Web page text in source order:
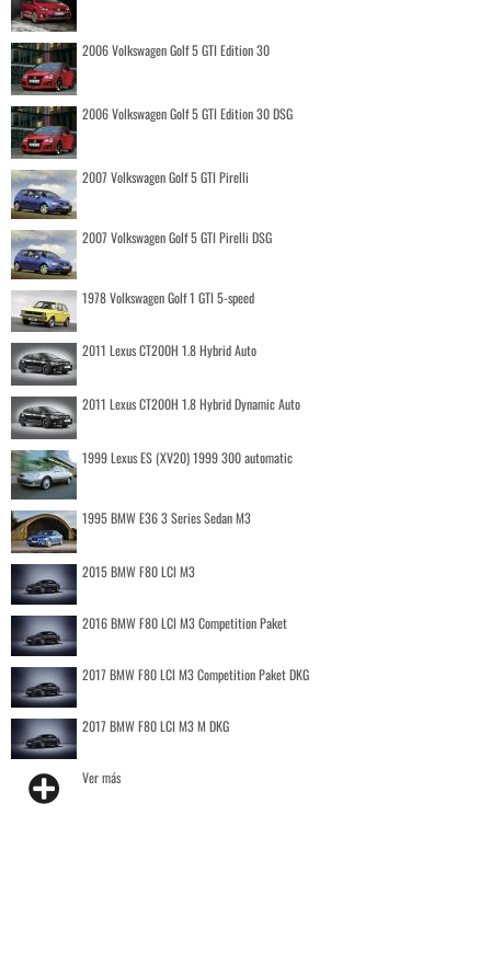
2006 Volkswagen Golf 5 GTI Edition 30
2006 Volkswagen Golf 5 GTI Edition 30 DSG
2007 Volkswagen Golf 5 GTI Pirelli
2007 Volkswagen Golf 5 GTI Pirelli DSG
1978 Volkswagen Golf 1 GTI 5-speed
2011 Lexus CT200H 1.8 Hybrid Auto
2011 Lexus CT200H 1.8 Hybrid Dynamic Auto
1999 Lexus ES (XV20) 1999 300 automatic
1995 BMW E36 3 Series Sedan M3
2015 BMW F80 LCI M3
2016 BMW F80 LCI M3 Competition Paket
2017 BMW F80 LCI M3 Competition Paket DKG
2017 BMW F80 LCI M3 M DKG
Ver más